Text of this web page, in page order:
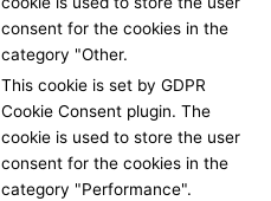
consent for the cookies in the
category "Other.
This cookie is set by GDPR
Cookie Consent plugin. The
cookie is used to store the user
consent for the cookies in the
category "Performance".